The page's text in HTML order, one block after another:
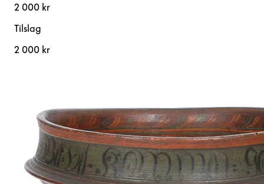
2 000 kr
Tilslag
2 000 kr